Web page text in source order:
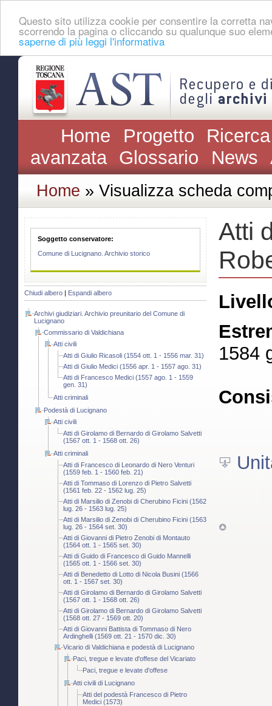
Questo sito utilizza cookie per consentire la corretta
scorrendo la pagina o cliccando su qualunque suo
saperne di più leggi l'informativa
Home Progetto
avanzata Glossario News
Home » Visualizza scheda
Soggetto conservatore:
Comune di Lucignano. Archivio storico
Chiudi albero Espandi albero
Archivi giudiziari. Archivio preunitario del Comune di
Lucignano
Commissario di Valdichiana
Atti civili
Atti di Giulio Ricasoli (1554 ott. 1 - 1556 mar. 31)
Atti di Giulio Medici (1556 apr. 1 - 1557 ago. 31)
Atti di Francesco Medici (1557 ago. 1 - 1559
gen. 31)
Atti criminali
Podestà di Lucignano
Atti civili
Atti di Girolamo di Bernardo di Girolamo Salvetti
(1567 ott. 1 - 1568 ott. 26)
Atti criminali
Atti di Francesco di Leonardo di Nero Venturi
(1559 feb. 1 - 1560 feb. 21)
Atti di Tommaso di Lorenzo di Pietro Salvetti
(1561 feb. 22 - 1562 lug. 25)
Atti di Marsilio di Zenobi di Cherubino Ficini (1562
lug. 26 - 1563 lug. 25)
Atti di Marsilio di Zenobi di Cherubino Ficini (1563
lug. 26 - 1564 set. 30)
Atti di Giovanni di Pietro Zenobi di Montauto
(1564 ott. 1 - 1565 set. 30)
Atti di Guido di Francesco di Guido Mannelli
(1565 ott. 1 - 1566 set. 30)
Atti di Benedetto di Lotto di Nicola Busini (1566
ott. 1 - 1567 set. 30)
Atti di Girolamo di Bernardo di Girolamo Salvetti
(1567 ott. 1 - 1568 ott. 26)
Atti di Girolamo di Bernardo di Girolamo Salvetti
(1568 ott. 27 - 1569 ott. 20)
Atti di Giovanni Battista di Tommaso di Nero
Ardinghelli (1569 ott. 21 - 1570 dic. 30)
Vicario di Valdichiana e podestà di Lucignano
Paci, tregue e levate d'offese del Vicariato
Paci, tregue e levate d'offese
Atti civili di Lucignano
Atti del podestà Francesco di Pietro
Medici (1573)
Atti
1584